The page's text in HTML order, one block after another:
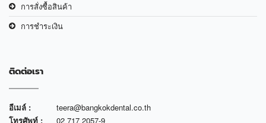
การสั่งซื้อสินค้า
การชำระเงิน
ติดต่อเรา
อีเมล์ :
teera@bangkokdental.co.th
โทรศัพท์ :
02 717 2057-9